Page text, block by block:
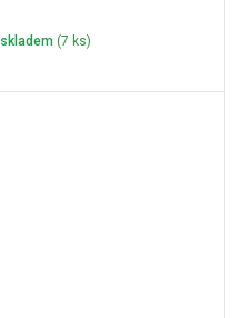
skladem (7 ks)